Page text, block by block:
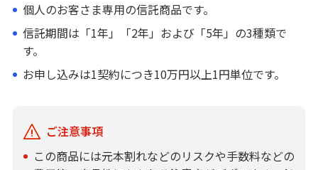
本日の金利・配当率
投資信託基準価額一覧
書面取次ぎ行為に係る最良執行方針について
個人のお客さま専用の信託商品です。
信託期間は「1年」「2年」および「5年」の3種類で
す。
お申し込みは1契約につき10万円以上1円単位です。
ご注意事項
この商品には元本割れなどのリスクや手数料などの